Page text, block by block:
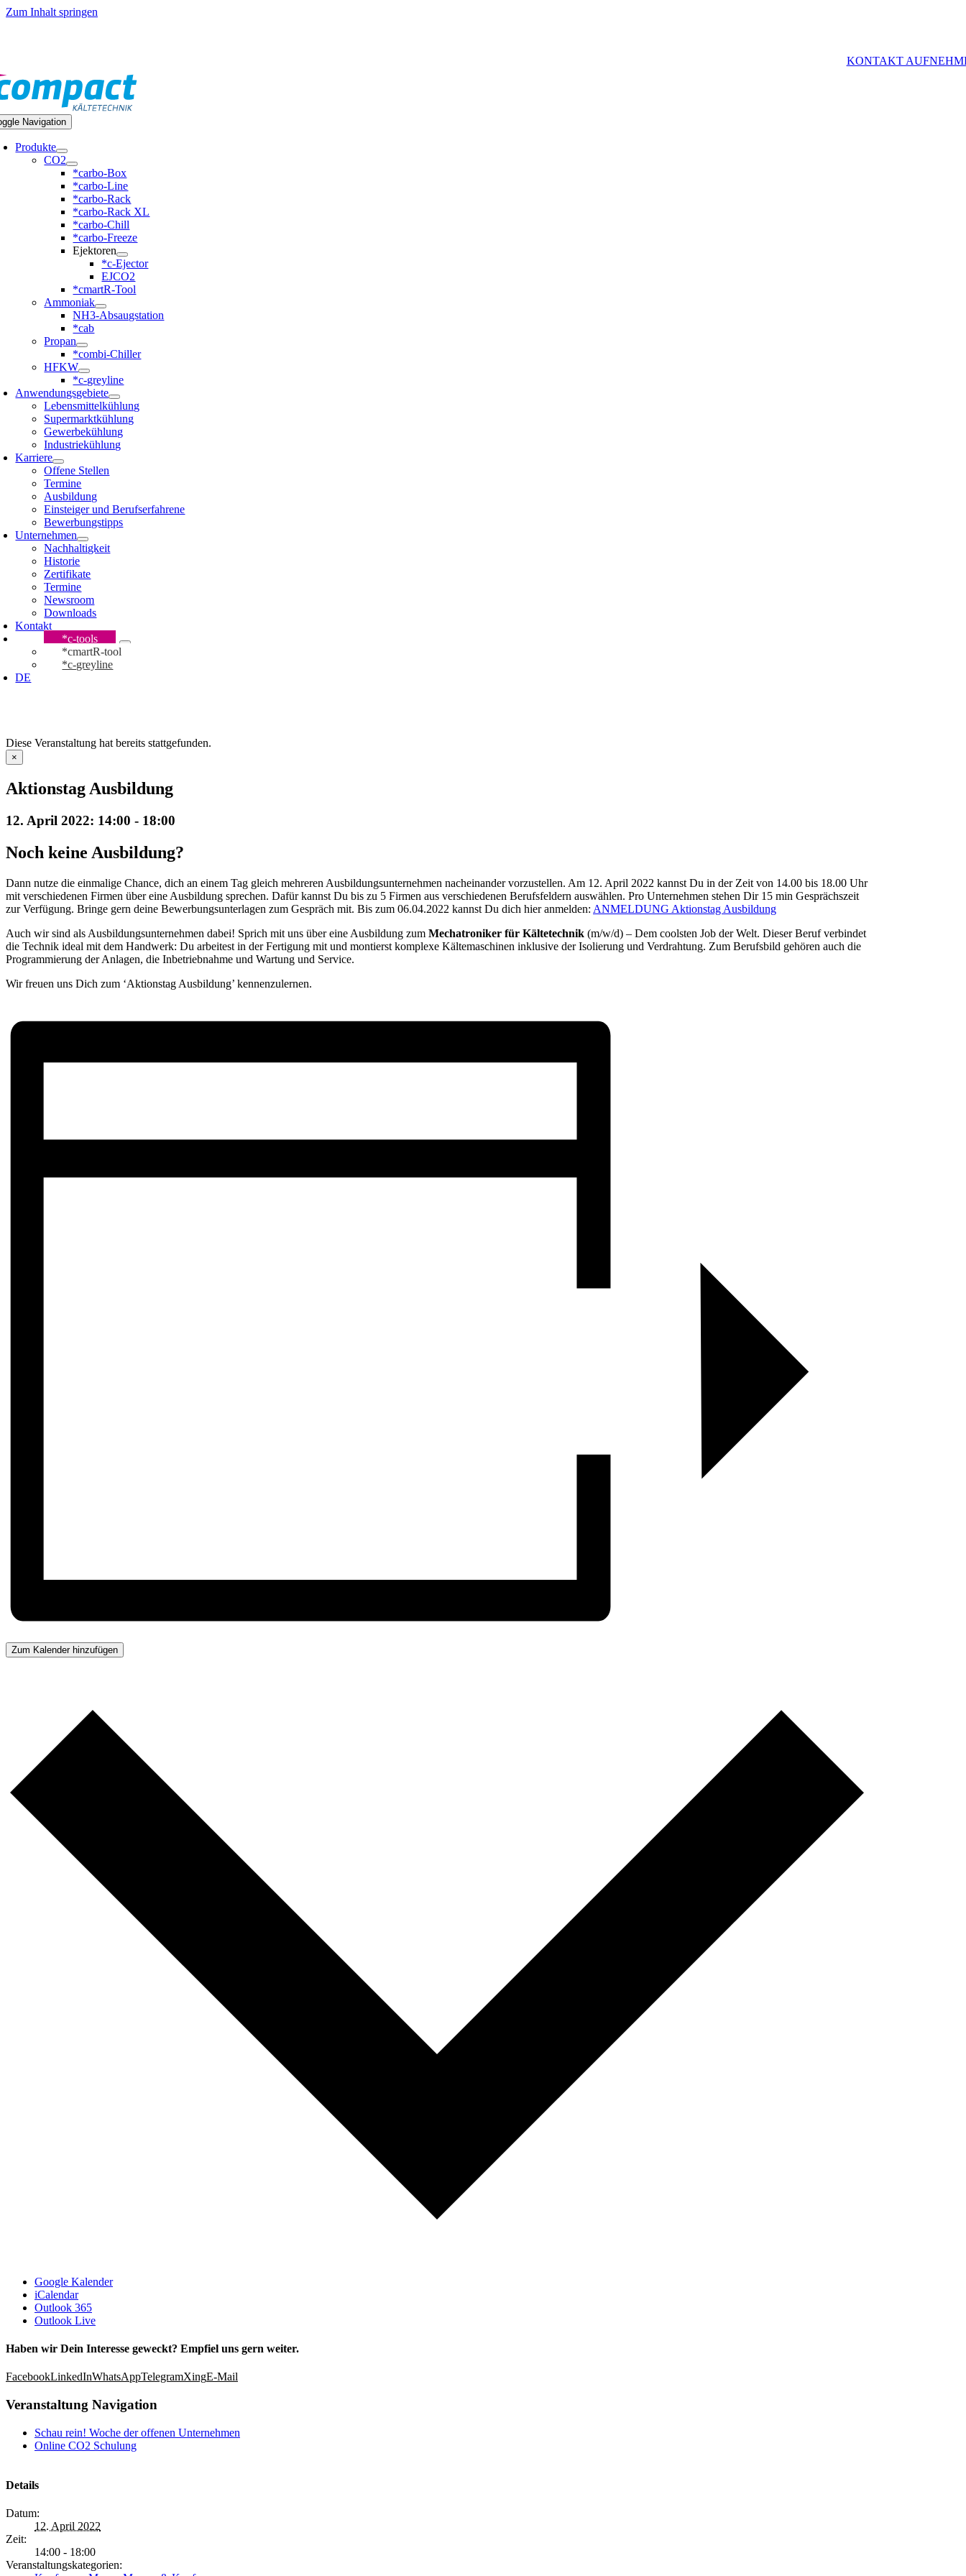
Zum Inhalt springen
KONTAKT
Navigation
Produkte
CO2
*carbo-Box
*carbo-Line
*carbo-Rack
*carbo-Rack XL
*carbo-Chill
*carbo-Freeze
Ejektoren
*c-Ejector
EJCO2
*cmartR-Tool
Ammoniak
NH3-Absaugstation
*cab
Propan
*combi-Chiller
HFKW
*c-greyline
Anwendungsgebiete
Lebensmittelkühlung
Supermarktkühlung
Gewerbekühlung
Industriekühlung
Karriere
Offene Stellen
Termine
Ausbildung
Einsteiger und Berufserfahrene
Bewerbungstipps
Unternehmen
Nachhaltigkeit
Historie
Zertifikate
Termine
Newsroom
Downloads
Kontakt
*c-tools
*cmartR-tool
*c-greyline
DE
Diese Veranstaltung hat bereits stattgefunden.
×
Aktionstag Ausbildung
12. April 2022: 14:00 - 18:00
Noch keine Ausbildung?
Dann nutze die einmalige Chance, dich an einem Tag gleich mehreren Ausbildungsunternehmen nacheinander vorzustellen. Am 12. April 2022 kannst Du in der Zeit von 14.00 bis 18.00 Uhr
mit verschiedenen Firmen über eine Ausbildung sprechen. Dafür kannst Du bis zu 5 Firmen aus verschiedenen Berufsfeldern auswählen. Pro Unternehmen stehen Dir 15 min Gesprächszeit
zur Verfügung. Bringe gern deine Bewerbungsunterlagen zum Gespräch mit. Bis zum 06.04.2022 kannst Du dich hier anmelden: ANMELDUNG Aktionstag Ausbildung
Auch wir sind als Ausbildungsunternehmen dabei! Sprich mit uns über eine Ausbildung zum Mechatroniker für Kältetechnik (m/w/d) – Dem coolsten Job der Welt. Dieser Beruf verbindet
die Technik ideal mit dem Handwerk: Du arbeitest in der Fertigung mit und montierst komplexe Kältemaschinen inklusive der Isolierung und Verdrahtung. Zum Berufsbild gehören auch die
Programmierung der Anlagen, die Inbetriebnahme und Wartung und Service.
Wir freuen uns Dich zum ‘Aktionstag Ausbildung’ kennenzulernen.
Zum Kalender hinzufügen
Google Kalender
iCalendar
Outlook 365
Outlook Live
Haben wir Dein Interesse geweckt? Empfiel uns gern weiter.
FacebookLinkedInWhatsAppTelegramXingE-Mail
Veranstaltung Navigation
Schau rein! Woche der offenen Unternehmen
Online CO2 Schulung
Details
Datum:
12. April 2022
Zeit:
14:00 - 18:00
Veranstaltungskategorien: